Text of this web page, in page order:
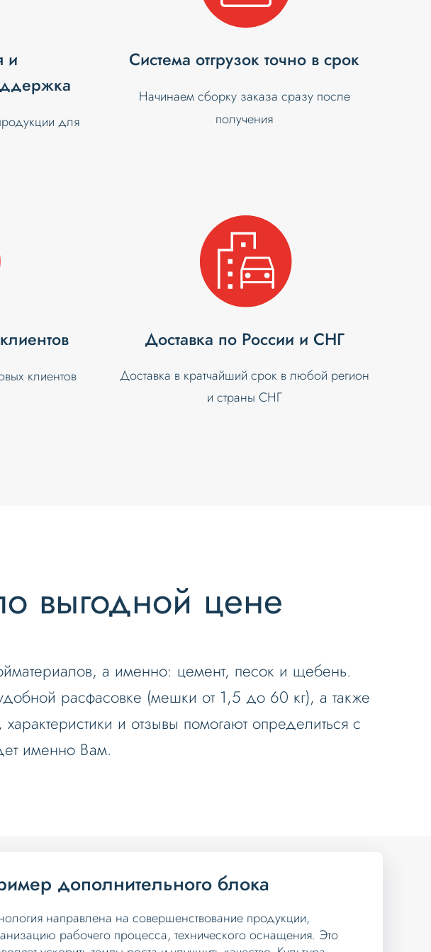
и
для
Система отгрузок точно в срок
Начинаем сборку заказа сразу после
получения
клиентов
Доставка по России и СНГ
Доставка в кратчайший срок в любой регион
и страны СНГ
выгодной цене
а именно: цемент, песок и щебень.
расфасовке (мешки от 1,5 до 60 кг), а также
и отзывы помогают определиться с
именно Вам.
дополнительного блока
направлена на совершенствование продукции,
рабочего процесса, технического оснащения. Это